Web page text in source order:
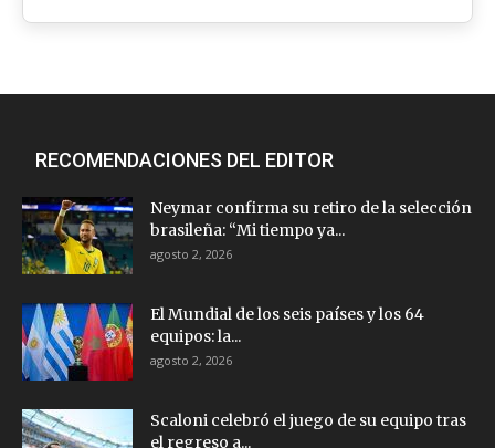
RECOMENDACIONES DEL EDITOR
Neymar confirma su retiro de la selección
brasileña: “Mi tiempo ya...
agosto 2, 2026
El Mundial de los seis países y los 64
equipos: la...
agosto 2, 2026
Scaloni celebró el juego de su equipo tras
el regreso a...